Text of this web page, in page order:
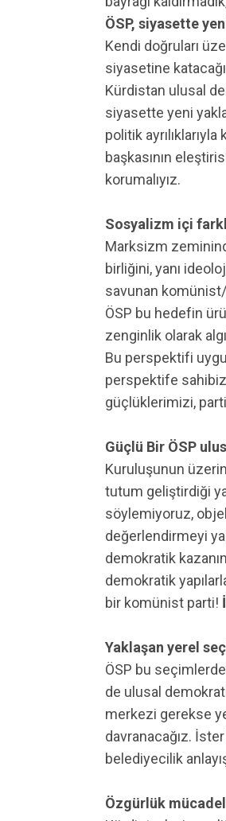
ÖSP, siyasette
Kendi doğruları
siyasetine
Kürdistan ulusal
siyasette yeni
politik
başkasının
korumalıyız.
Sosyalizm içi
Marksizm
birliğini, yanı
savunan
ÖSP bu hedefin
zenginlik olarak
Bu perspektifi
perspektife
güçlüklerimizi,
Güçlü Bir ÖSP
Kuruluşunun
tutum geliştirdiği
söylemiyoruz,
değerlendirmeyi
demokratik
demokratik
bir komünist parti!
Yaklaşan yerel
ÖSP bu seçimlerde
de ulusal
merkezi gerekse
davranacağız.
belediyecilik
Özgürlük